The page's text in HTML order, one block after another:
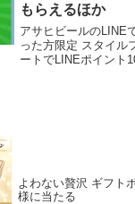
もらえるほか
アサヒビールのLINE
った方限定 スタイル
ートでLINEポイント
よわない贅沢 ギフト
様に当たる